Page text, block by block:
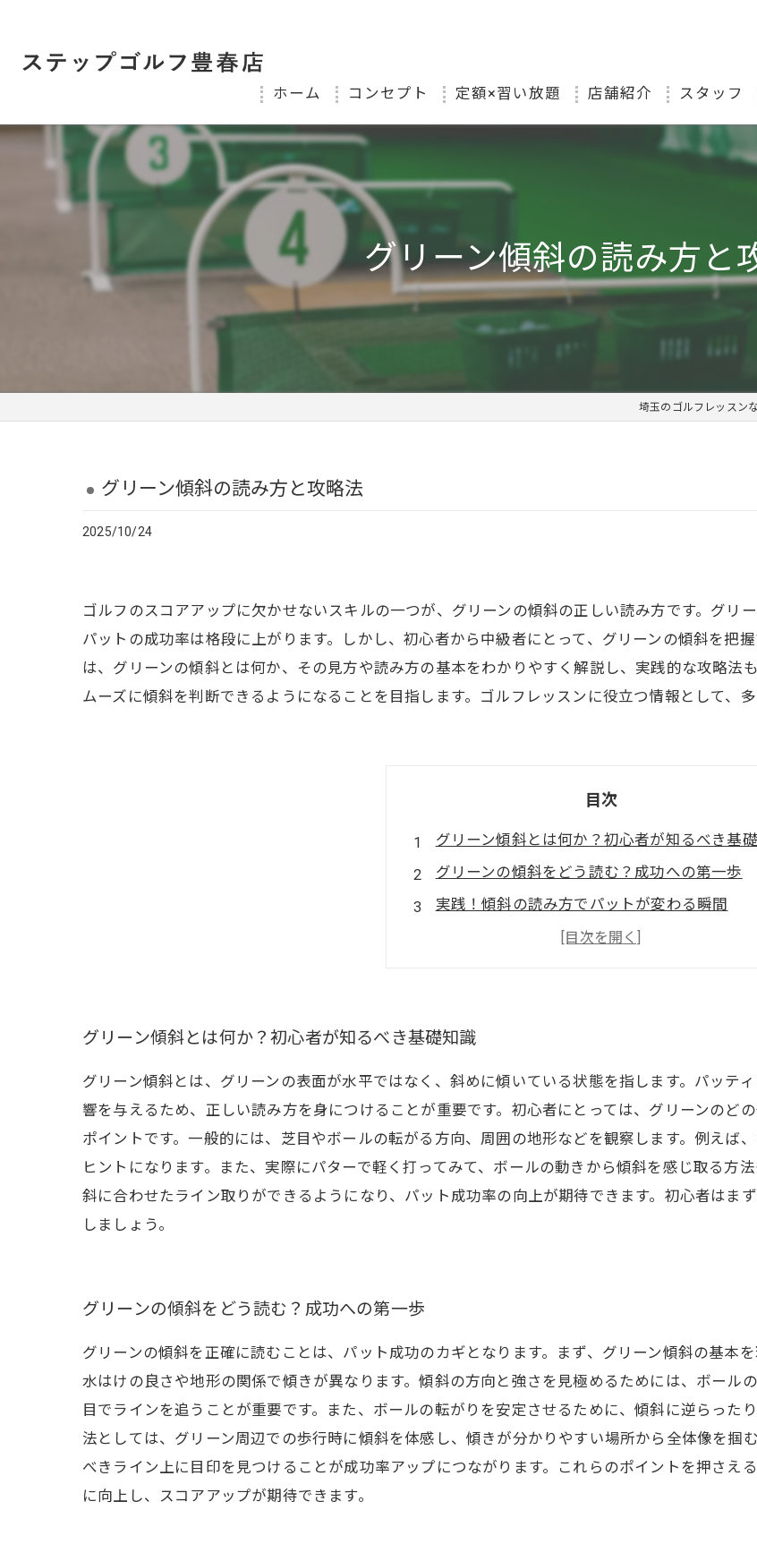
ホーム コンセプト 定額×習い放題 店舗紹介 スタッフ
グリーン傾斜の読み方と
埼玉のゴルフレッスン
グリーン傾斜の読み方と攻略法
2025/10/24
ゴルフのスコアアップに欠かせないスキルの一つが、グリーンの傾斜の正しい読み方です。グリ
パットの成功率は格段に上がります。しかし、初心者から中級者にとって、グリーンの傾斜を把
は、グリーンの傾斜とは何か、その見方や読み方の基本をわかりやすく解説し、実践的な攻略法
ムーズに傾斜を判断できるようになることを目指します。ゴルフレッスンに役立つ情報として、
目次
グリーン傾斜とは何か？初心者が知るべき基
グリーンの傾斜をどう読む？成功への第一歩
実践！傾斜の読み方でパットが変わる瞬間
中級者がやりがちな読み間違いとその克服法
スコアアップ確実！傾斜の読み方で差をつける
グリーン傾斜とは何か？初心者が知るべき基礎知識
グリーン傾斜とは、グリーンの表面が水平ではなく、斜めに傾いている状態を指します。パッテ
響を与えるため、正しい読み方を身につけることが重要です。初心者にとっては、グリーンのど
ポイントです。一般的には、芝目やボールの転がる方向、周囲の地形などを観察します。例えば
ヒントになります。また、実際にパターで軽く打ってみて、ボールの動きから傾斜を感じ取る方
斜に合わせたライン取りができるようになり、パット成功率の向上が期待できます。初心者はま
しましょう。
グリーンの傾斜をどう読む？成功への第一歩
グリーンの傾斜を正確に読むことは、パット成功のカギとなります。まず、グリーン傾斜の基本
水はけの良さや地形の関係で傾きが異なります。傾斜の方向と強さを見極めるためには、ボール
目でラインを追うことが重要です。また、ボールの転がりを安定させるために、傾斜に逆らった
法としては、グリーン周辺での歩行時に傾斜を体感し、傾きが分かりやすい場所から全体像を掴
べきライン上に目印を見つけることが成功率アップにつながります。これらのポイントを押さえ
に向上し、スコアアップが期待できます。